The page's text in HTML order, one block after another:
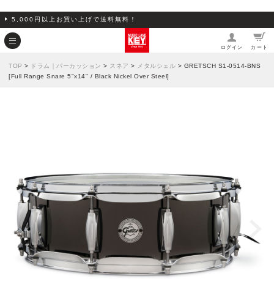
5,000円以上お買い上げで送料無料！
ログイン カート
TOP > ドラム｜パーカッション > スネア > メタルシェル > GRETSCH S1-0514-BNS
[Full Range Snare 5"x14" / Black Nickel Over Steel]